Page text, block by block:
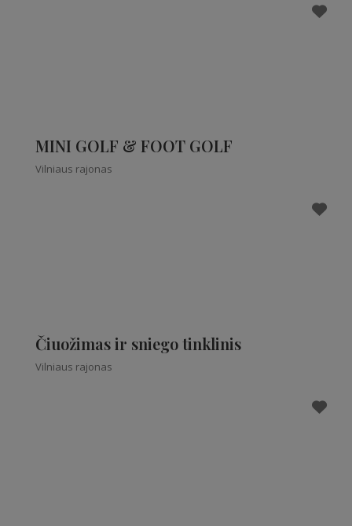
MINI GOLF & FOOT GOLF
Vilniaus rajonas
Čiuožimas ir sniego tinklinis
Vilniaus rajonas